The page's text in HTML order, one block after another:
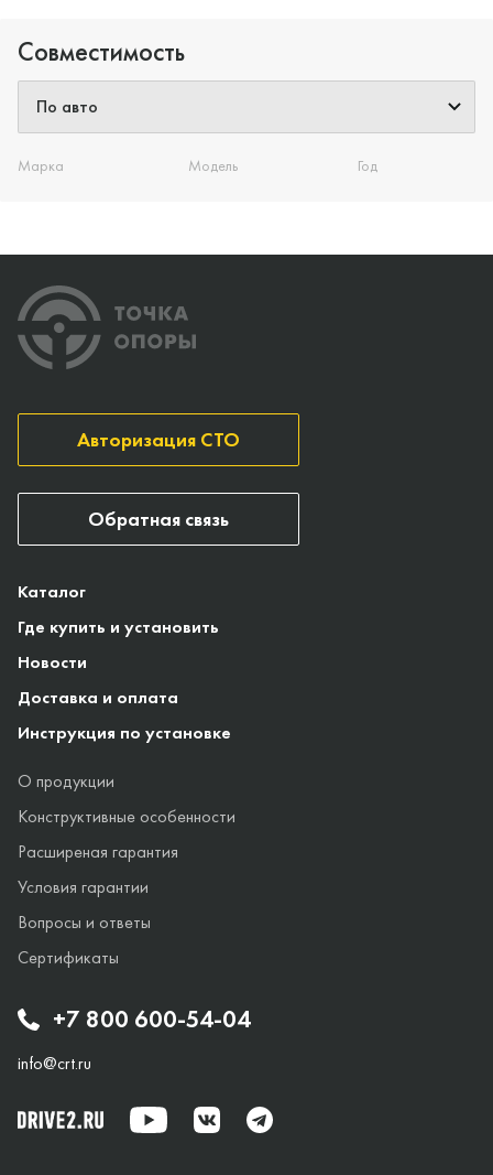
Совместимость
Марка Модель Год
+7 800 600-54-04
info@crt.ru
Каталог
Где купить и установить
Новости
Доставка и оплата
Инструкция по установке
О продукции
Конструктивные особенности
Расширеная гарантия
Условия гарантии
Вопросы и ответы
Сертификаты
Авторизация СТО
Обратная связь